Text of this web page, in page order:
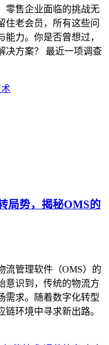
零售企业面临的挑战无
住老会员，所有这些问
力。你是否曾想过，
决方案？ 最近一项调查
局势，揭秘OMS的
流管理软件（OMS）的
意识到，传统的物流方
需求。随着数字化转型
环境中寻求新出路。